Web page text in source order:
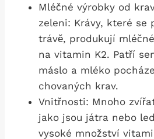
Mléčné výrobky od
zeleni: Krávy, které se
trávě, produkují
na vitamin K2. Patří
máslo a mléko
chovaných krav.
Vnitřnosti: Mnoho
jako jsou játra nebo
vysoké množství